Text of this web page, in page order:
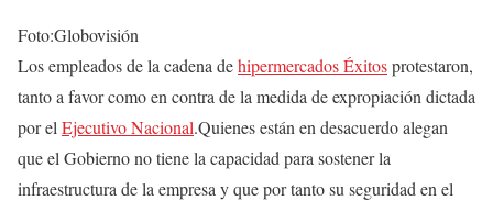
Foto:Globovisión
Los empleados de la cadena dehipermercados Éxitosprotestaron,
tanto a favor como en contra de la medida de expropiación dictada
por el Ejecutivo Nacional.Quienes están en desacuerdo alegan
que el Gobierno no tiene la capacidad para sostener la
infraestructura de la empresa y que por tanto su seguridad en el